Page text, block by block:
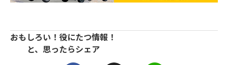
おもしろい！役にたつ情報！
と、思ったらシェア